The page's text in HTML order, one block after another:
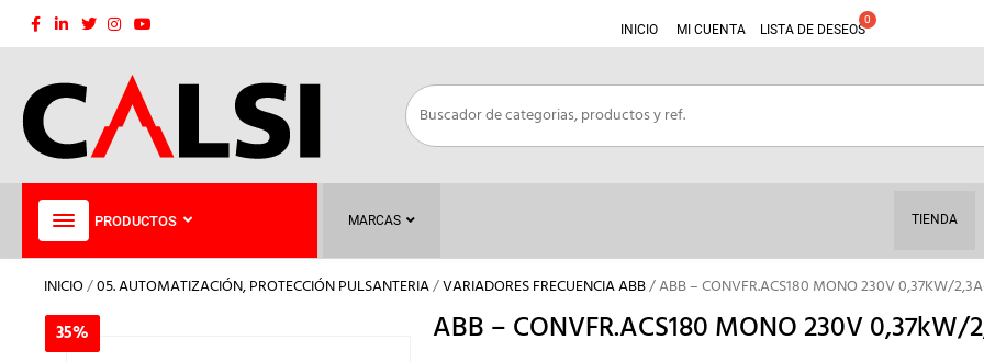
Saltar
INICIO MI CUENTA LISTA DE DESEOS
PRODUCTOS MARCAS TIENDA
INICIO/05. AUTOMATIZACIÓN, PROTECCIÓN PULSANTERIA/VARIADORES FRECUENCIA ABB/ ABB – CONVFR.ACS180 MONO 230V 0,37KW/
35% ABB – CONVFR.ACS180 MONO 230V
35%